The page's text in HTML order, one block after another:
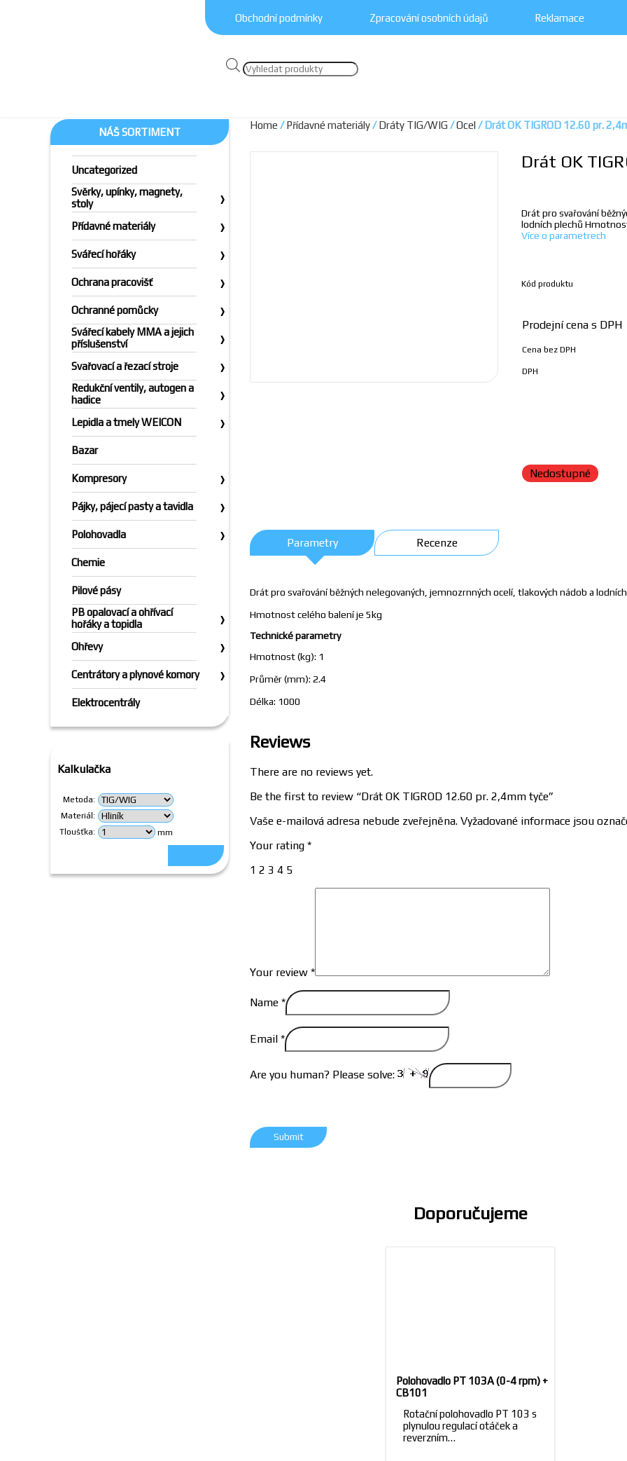
Obchodní podmínky Zpracování osobních údajů Reklamace
Products
search
NÁŠ SORTIMENT
Uncategorized
Svěrky, upínky, magnety,
stoly
Přídavné materiály
Svářecí hořáky
Ochrana pracovišť
Ochranné pomůcky
Svářecí kabely MMA a jejich
příslušenství
Svařovací a řezací stroje
Redukční ventily, autogen a
hadice
Lepidla a tmely WEICON
Bazar
Kompresory
Pájky, pájecí pasty a tavidla
Polohovadla
Chemie
Pilové pásy
PB opalovací a ohřívací
hořáky a topidla
Ohřevy
Centrátory a plynové komory
Elektrocentrály
Kalkulačka
Metoda:
Materiál:
Tloušťka:
mm
Home /Přídavné materiály/Dráty TIG/WIG /Ocel / Drát OK TIGROD 12.60 pr.
Drát OK
Drát pro svařování
lodních plechů
Více o parametrech
Kód produktu
Prodejní cena s DPH
Cena bez DPH
DPH
Nedostupné
Parametry Recenze
Drát pro svařování běžných nelegovaných, jemnozrnných ocelí, tlakových nádob a
Hmotnost celého balení je 5kg
Technické parametry
Hmotnost (kg): 1
Průměr (mm): 2.4
Délka: 1000
Reviews
There are no reviews yet.
Be the first to review “Drát OK TIGROD 12.60 pr. 2,4mm tyče”
Vaše e-mailová adresa nebude zveřejněna. Vyžadované informace jsou
Your rating *
1 2 3 4 5
Your review *
Name *
Email *
Are you human? Please solve:
Doporučujeme
Polohovadlo PT 103A (0-4 rpm) +
CB101
Rotační polohovadlo PT 103 s
plynulou regulací otáček a
reverzním…